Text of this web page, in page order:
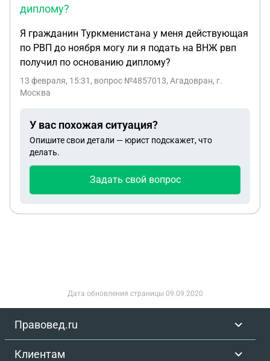
диплому?
Я гражданин Туркменистана у меня действующая
по РВП до ноября могу ли я подать на ВНЖ рвп
получил по основанию диплому?
13 февраля, 15:31 , вопрос №4857013, Агадовран, г.
Москва
У вас похожая ситуация?
Опишите свои детали — юрист подскажет, что
делать.
Задать свой вопрос
Дата обновления страницы 09.09.2020
Правовед.ru
Клиентам